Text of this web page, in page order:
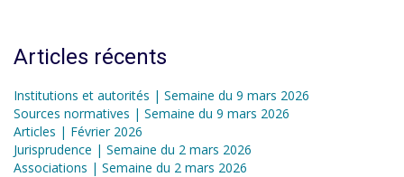
Articles récents
Institutions et autorités | Semaine du 9 mars 2026
Sources normatives | Semaine du 9 mars 2026
Articles | Février 2026
Jurisprudence | Semaine du 2 mars 2026
Associations | Semaine du 2 mars 2026